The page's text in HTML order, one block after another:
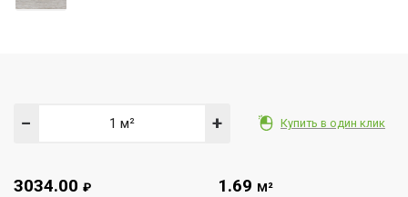
Купить в один клик
− +
3034.00 ₽ 1.69 М²